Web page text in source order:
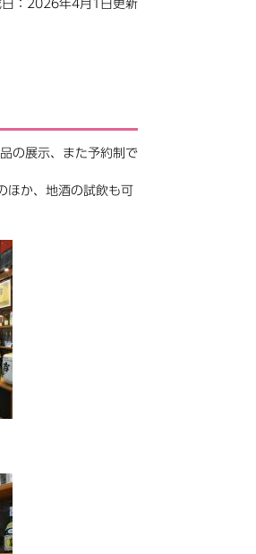
：2026年4月1日更新
の展示、また予約制で
ほか、地酒の試飲も可